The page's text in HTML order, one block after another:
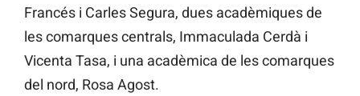
Francés i Carles Segura, dues acadèmiques de
les comarques centrals, Immaculada Cerdà i
Vicenta Tasa, i una acadèmica de les comarques
del nord, Rosa Agost.